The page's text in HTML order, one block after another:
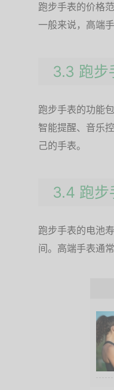
跑步手表的价格
一般来说，高端
3.3 跑步
跑步手表的功能
智能提醒、音乐
己的手表。
3.4 跑步
跑步手表的电池
间。高端手表通